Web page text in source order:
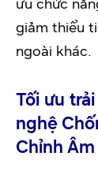
ưu chức
giảm thiểu
ngoài khác.
Tối ưu
nghệ
Chỉnh